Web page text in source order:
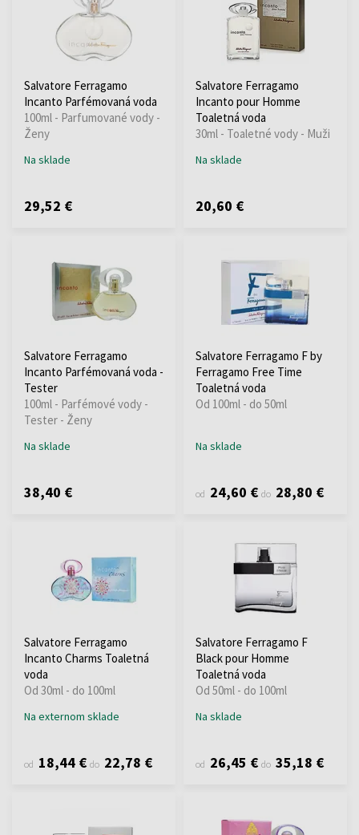
Salvatore Ferragamo
Incanto Parfémovaná voda
100ml - Parfumované vody -
Ženy
Na sklade
29,52 €
Salvatore Ferragamo
Incanto pour Homme
Toaletná voda
30ml - Toaletné vody - Muži
Na sklade
20,60 €
Salvatore Ferragamo
Incanto Parfémovaná voda -
Tester
100ml - Parfémové vody -
Tester - Ženy
Na sklade
38,40 €
Salvatore Ferragamo F by
Ferragamo Free Time
Toaletná voda
Od 100ml - do 50ml
Na sklade
od 24,60 € do 28,80 €
Salvatore Ferragamo
Incanto Charms Toaletná
voda
Od 30ml - do 100ml
Na externom sklade
od 18,44 € do 22,78 €
Salvatore Ferragamo F
Black pour Homme
Toaletná voda
Od 50ml - do 100ml
Na sklade
od 26,45 € do 35,18 €